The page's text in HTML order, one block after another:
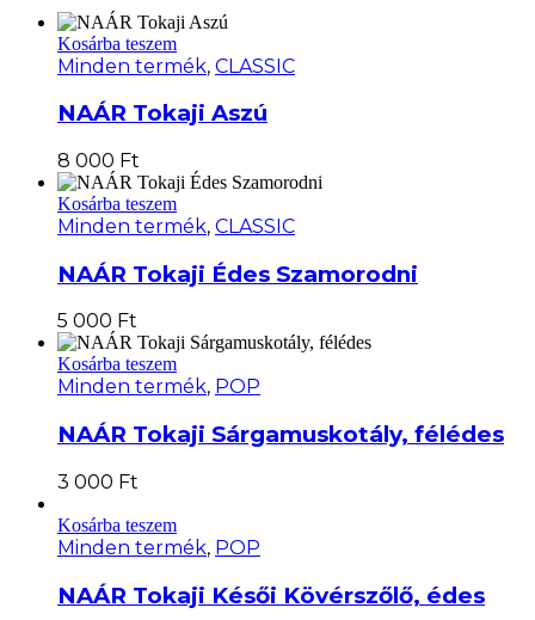
Kosárba teszem
Minden termék, CLASSIC
NAÁR Tokaji Aszú
8 000 Ft
Kosárba teszem
Minden termék, CLASSIC
NAÁR Tokaji Édes Szamorodni
5 000 Ft
Kosárba teszem
Minden termék, POP
NAÁR Tokaji Sárgamuskotály, félédes
3 000 Ft
Kosárba teszem
Minden termék, POP
NAÁR Tokaji Késői Kövérszőlő, édes